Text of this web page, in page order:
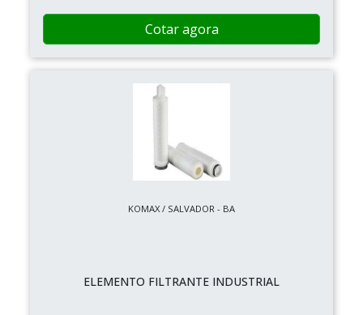
Cotar agora
KOMAX / SALVADOR - BA
ELEMENTO FILTRANTE INDUSTRIAL